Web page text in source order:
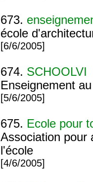
673.
école
[6/6/2005]
674. SCHOOLVI
Enseignement
[5/6/2005]
675. Ecole pour
Association pour
l'école
[4/6/2005]